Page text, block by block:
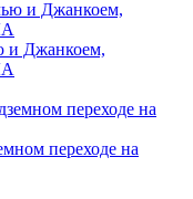
и Джанкоем,
переходе на